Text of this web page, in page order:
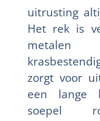
uitrusting
Het rek is
zorgt voor
een lange
soepel